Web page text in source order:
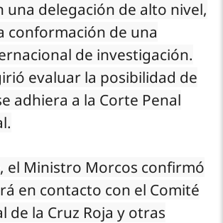
una delegación de alto nivel,
conformación de una
de investigación.
evaluar la posibilidad de
adhiera a la Corte Penal
el Ministro Morcos confirmó
en contacto con el Comité
de la Cruz Roja y otras